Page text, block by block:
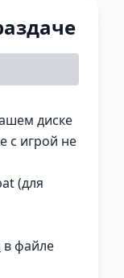
диске
с игрой не
(для
в файле